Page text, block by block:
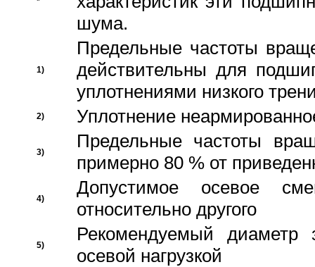
шума.
1)
Предельные частоты
действительны для
уплотнениями низкого
2) Уплотнение
3)
Предельные частоты
примерно 80 % от
4)
Допустимое осевое
относительно другого
5)
Рекомендуемый диаметр
осевой нагрузкой